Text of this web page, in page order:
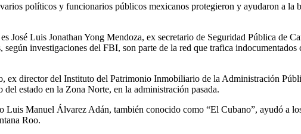
políticos y funcionarios públicos mexicanos protegieron y ayudaron a la
José Luis Jonathan Yong Mendoza, ex secretario de Seguridad Pública de
investigaciones del FBI, son parte de la red que trafica indocumentados
ex director del Instituto del Patrimonio Inmobiliario de la Administración
estado en la Zona Norte, en la administración pasada.
Luis Manuel Álvarez Adán, también conocido como “El Cubano”, ayudó a
Roo.